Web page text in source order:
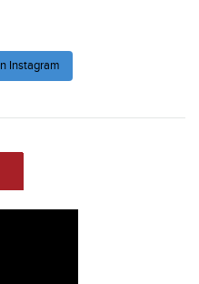
Instagram